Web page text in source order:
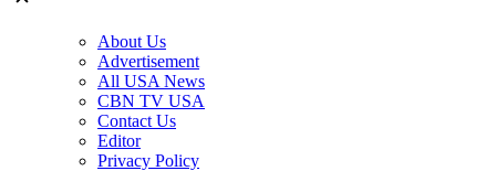
About Us
Advertisement
All USA News
CBN TV USA
Contact Us
Editor
Privacy Policy